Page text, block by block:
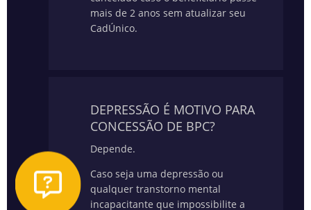
mais de 2 anos sem atualizar seu
CadÚnico.
DEPRESSÃO É MOTIVO PARA
CONCESSÃO DE BPC?
Depende.
Caso seja uma depressão ou
qualquer transtorno mental
incapacitante que impossibilite a